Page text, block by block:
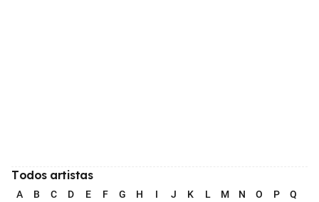
Todos artistas
A B C D E F G H I J K L M N O P Q